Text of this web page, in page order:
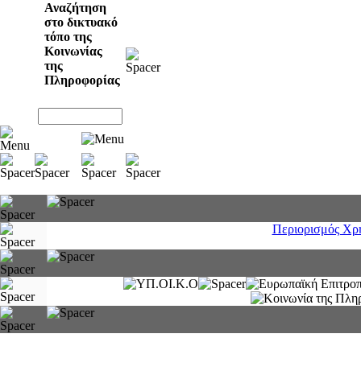
Αναζήτηση
στο δικτυακό
τόπο της
Κοινωνίας
της
Πληροφορίας
Περιορισμός